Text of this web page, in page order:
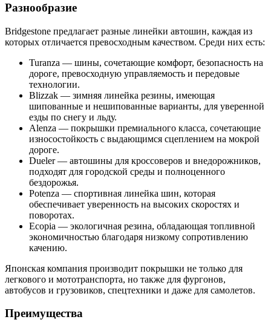
Разнообразие
Bridgestone предлагает разные линейки автошин, каждая из
которых отличается превосходным качеством. Среди них есть:
Turanza — шины, сочетающие комфорт, безопасность на
дороге, превосходную управляемость и передовые
технологии.
Blizzak — зимняя линейка резины, имеющая
шипованные и нешипованные варианты, для уверенной
езды по снегу и льду.
Alenza — покрышки премиального класса, сочетающие
износостойкость с выдающимся сцеплением на мокрой
дороге.
Dueler — автошины для кроссоверов и внедорожников,
подходят для городской среды и полноценного
бездорожья.
Potenza — спортивная линейка шин, которая
обеспечивает уверенность на высоких скоростях и
поворотах.
Ecopia — экологичная резина, обладающая топливной
экономичностью благодаря низкому сопротивлению
качению.
Японская компания производит покрышки не только для
легкового и мототранспорта, но также для фургонов,
автобусов и грузовиков, спецтехники и даже для самолетов.
Преимущества